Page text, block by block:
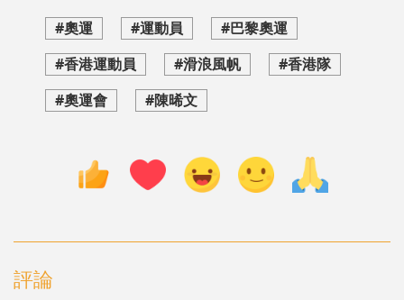
#奧運 #運動員
#巴黎奧運
#香港運動員
#滑浪風帆
#香港隊
#奧運會
#陳晞文
評論